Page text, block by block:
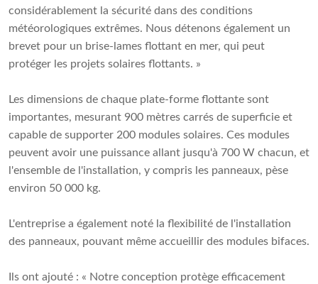
considérablement la sécurité dans des conditions
météorologiques extrêmes. Nous détenons également un
brevet pour un brise-lames flottant en mer, qui peut
protéger les projets solaires flottants. »
Les dimensions de chaque plate-forme flottante sont
importantes, mesurant 900 mètres carrés de superficie et
capable de supporter 200 modules solaires. Ces modules
peuvent avoir une puissance allant jusqu'à 700 W chacun, et
l'ensemble de l'installation, y compris les panneaux, pèse
environ 50 000 kg.
L'entreprise a également noté la flexibilité de l'installation
des panneaux, pouvant même accueillir des modules bifaces.
Ils ont ajouté : « Notre conception protège efficacement